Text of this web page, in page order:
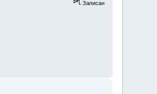
Записан